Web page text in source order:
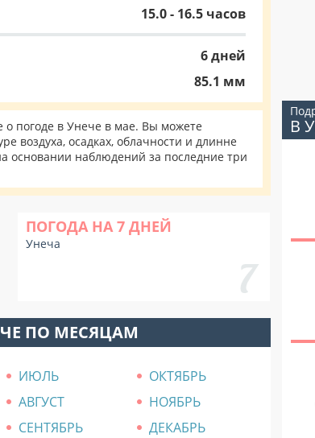
15.0 - 16.5 часов
6 дней
85.1 мм
погоде в Унече в мае. Вы можете
воздуха, осадках, облачности и длинне
основании наблюдений за последние три
ПОГОДА НА 7 ДНЕЙ
Унеча
ПО МЕСЯЦАМ
ИЮЛЬ
ОКТЯБРЬ
АВГУСТ
НОЯБРЬ
СЕНТЯБРЬ ДЕКАБРЬ
В